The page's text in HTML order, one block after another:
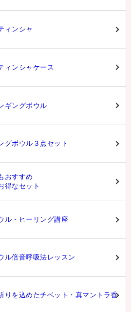
ィンシャ
ィンシャケース
ギングボウル
グボウル３点セット
おすすめ
得なセット
ル・ヒーリング講座
ル倍音呼吸法レッスン
りを込めたチベット・真マントラ香